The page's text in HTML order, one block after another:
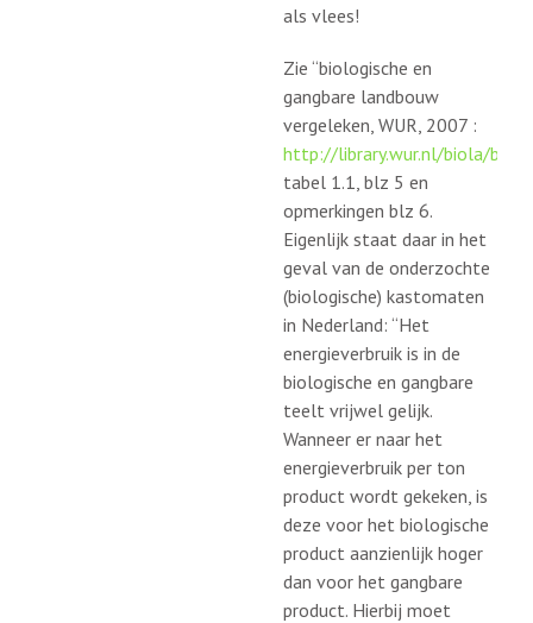
als vlees!
Zie “biologische en
gangbare landbouw
vergeleken, WUR, 2007 :
http://library.wur.nl/biola/
tabel 1.1, blz 5 en
opmerkingen blz 6.
Eigenlijk staat daar in het
geval van de onderzochte
(biologische) kastomaten
in Nederland: “Het
energieverbruik is in de
biologische en gangbare
teelt vrijwel gelijk.
Wanneer er naar het
energieverbruik per ton
product wordt gekeken, is
deze voor het biologische
product aanzienlijk hoger
dan voor het gangbare
product. Hierbij moet